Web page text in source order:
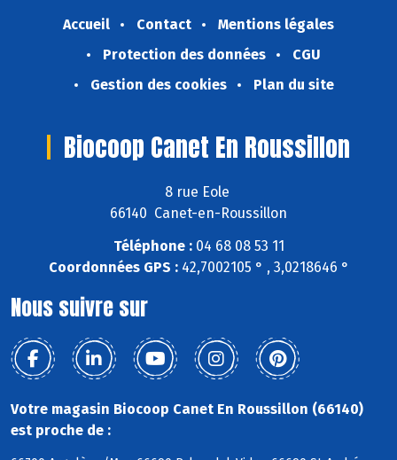
Accueil Contact
Mentions légales
Protection des données
CGU
Gestion des cookies
Plan du site
Biocoop Canet En Roussillon
8 rue Eole
66140 Canet-en-Roussillon
Téléphone :04 68 08 53 11
Coordonnées GPS :42,7002105 ° , 3,0218646 °
Nous suivre sur
Votre magasin Biocoop Canet En Roussillon (66140)
est proche de :